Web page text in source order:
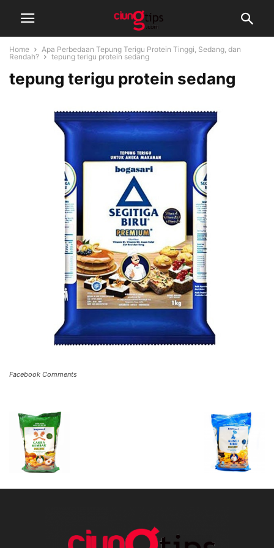
Home
Apa Perbedaan Tepung Terigu Protein Tinggi, Sedang, dan
Rendah?
tepung terigu protein sedang
tepung terigu protein sedang
Facebook Comments